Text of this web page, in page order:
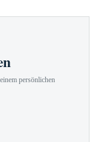
persönlichen